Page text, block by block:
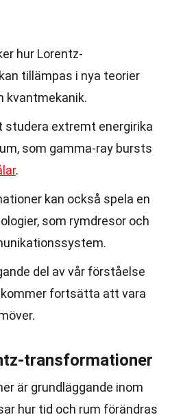
hur Lorentz-
tillämpas i nya teorier
kvantmekanik.
studera extremt energirika
som gamma-ray bursts
.
kan också spela en
som rymdresor och
del av vår förståelse
fortsätta att vara
transformationer
är grundläggande inom
hur tid och rum förändras